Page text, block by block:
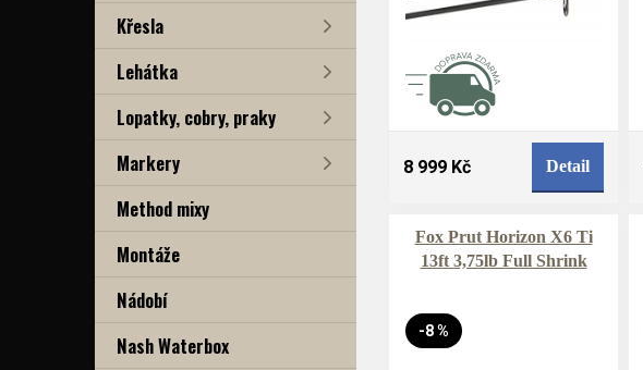
Křesla
Lehátka
Lopatky, cobry, praky
Markery
Method mixy
Montáže
Nádobí
Nash Waterbox
8 999 Kč Detail
Fox Prut Horizon X6 Ti
13ft 3,75lb Full Shrink
-8 %